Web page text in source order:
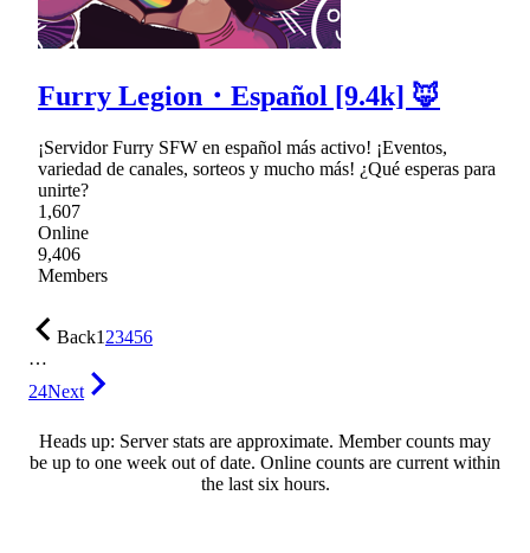
Furry Legion・Español [9.4k] 🦊
¡Servidor Furry SFW en español más activo! ¡Eventos,
variedad de canales, sorteos y mucho más! ¿Qué esperas para
unirte?
1,607
Online
9,406
Members
Back123456
…
24Next
Heads up: Server stats are approximate. Member counts may
be up to one week out of date. Online counts are current within
the last six hours.